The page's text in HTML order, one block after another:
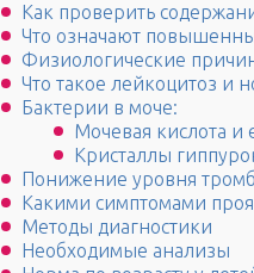
Как проверить
Что означают
Физиологические
Что такое лейкоцитоз и
Бактерии в моче:
Мочевая кислота и
Кристаллы
Понижение уровня
Какими симптомами
Методы диагностики
Необходимые анализы